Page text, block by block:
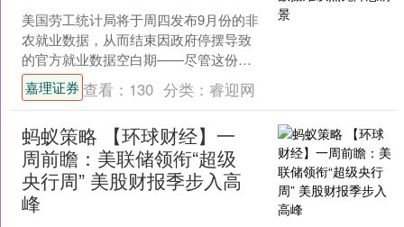
美国劳工统计局将于周四发布9月份的非
农就业数据，从而结束因政府停摆导致
的官方就业数据空白期——尽管这份数
据提供的无疑是过时信息。 该报告预计
将显示公共和私营部门....
嘉理证券 查看： 130 分类： 睿迎网
蚂蚁策略 【环球财经】一
周前瞻：美联储领衔“超级
央行周” 美股财报季步入高
峰